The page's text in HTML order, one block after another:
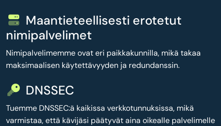
Maantieteellisesti erotetut
nimipalvelimet
Nimipalvelimemme ovat eri paikkakunnilla, mikä takaa
maksimaalisen käytettävyyden ja redundanssin.
DNSSEC
Tuemme DNSSEC:ä kaikissa verkkotunnuksissa, mikä
varmistaa, että kävijäsi päätyvät aina oikealle palvelimelle